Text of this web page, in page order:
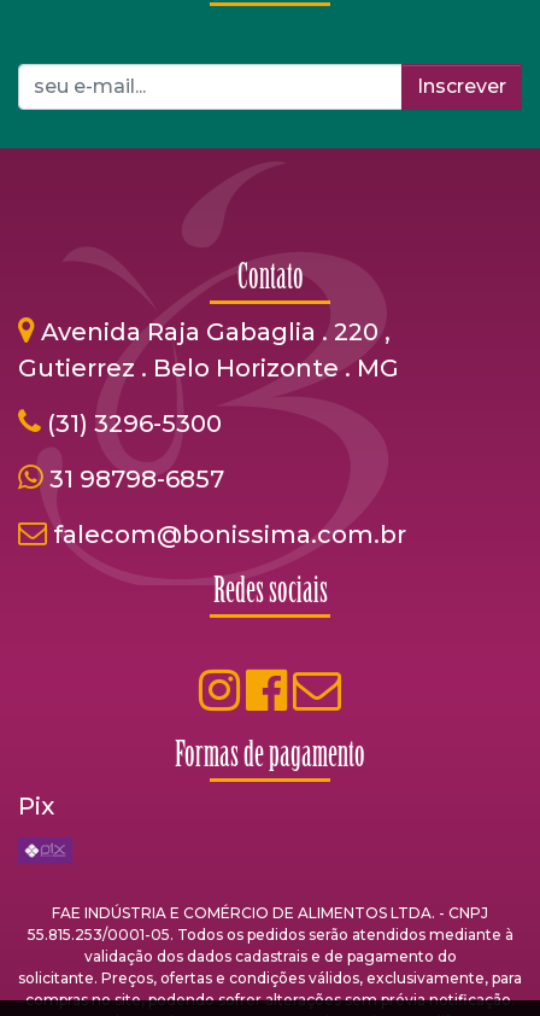
Inscrever
Contato
Avenida Raja Gabaglia . 220 ,
Gutierrez . Belo Horizonte . MG
(31) 3296-5300
31 98798-6857
falecom@bonissima.com.br
Redes sociais
Formas de pagamento
Pix
FAE INDÚSTRIA E COMÉRCIO DE ALIMENTOS LTDA. - CNPJ
55.815.253/0001-05. Todos os pedidos serão atendidos mediante à
validação dos dados cadastrais e de pagamento do
solicitante. Preços, ofertas e condições válidos, exclusivamente, para
compras no site, podendo sofrer alterações sem prévia notificação.